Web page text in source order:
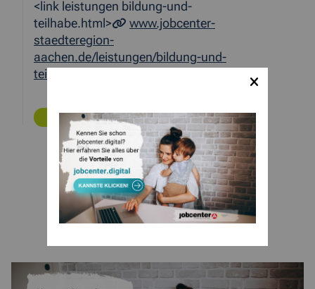
<link leistungen bildung-und-
teilhabe.html>
www.jobcenter-
staedteregion-
aachen.de/leistungen/bildung-und-
teilhabe.html
ZURÜCK